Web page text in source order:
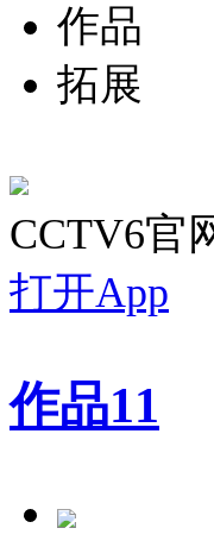
作品
拓展
CCTV6官
打开App
作品11